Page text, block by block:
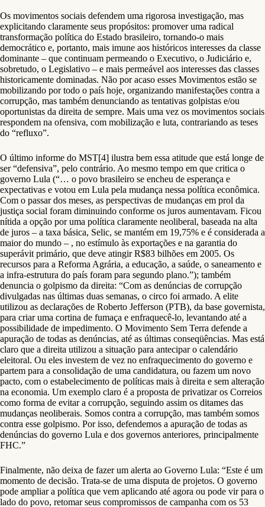
Os movimentos sociais defendem uma rigorosa investigação, mas
explicitando claramente seus propósitos: promover uma radical
transformação política do Estado brasileiro, tornando-o mais
democrático e, portanto, mais imune aos históricos interesses da classe
dominante – que continuam permeando o Executivo, o Judiciário e,
sobretudo, o Legislativo – e mais permeável aos interesses das classes
historicamente dominadas. Não por acaso esses Movimentos estão se
mobilizando por todo o país hoje, organizando manifestações contra a
corrupção, mas também denunciando as tentativas golpistas e/ou
oportunistas da direita de sempre. Mais uma vez os movimentos sociais
respondem na ofensiva, com mobilização e luta, contrariando as teses
do “refluxo”.
O último informe do MST[4] ilustra bem essa atitude que está longe de
ser “defensiva”, pelo contrário. Ao mesmo tempo em que critica o
governo Lula (“… o povo brasileiro se encheu de esperança e
expectativas e votou em Lula pela mudança nessa política econômica.
Com o passar dos meses, as perspectivas de mudanças em prol da
justiça social foram diminuindo conforme os juros aumentavam. Ficou
nítida a opção por uma política claramente neoliberal, baseada na alta
de juros – a taxa básica, Selic, se mantém em 19,75% e é considerada a
maior do mundo – , no estímulo às exportações e na garantia do
superávit primário, que deve atingir R$83 bilhões em 2005. Os
recursos para a Reforma Agrária, a educação, a saúde, o saneamento e
a infra-estrutura do país foram para segundo plano.”); também
denuncia o golpismo da direita: “Com as denúncias de corrupção
divulgadas nas últimas duas semanas, o circo foi armado. A elite
utilizou as declarações de Roberto Jefferson (PTB), da base governista,
para criar uma cortina de fumaça e enfraquecê-lo, levantando até a
possibilidade de impedimento. O Movimento Sem Terra defende a
apuração de todas as denúncias, até as últimas conseqüências. Mas está
claro que a direita utilizou a situação para antecipar o calendário
eleitoral. Ou eles investem de vez no enfraquecimento do governo e
partem para a consolidação de uma candidatura, ou fazem um novo
pacto, com o estabelecimento de políticas mais à direita e sem alteração
na economia. Um exemplo claro é a proposta de privatizar os Correios
como forma de evitar a corrupção, seguindo assim os ditames das
mudanças neoliberais. Somos contra a corrupção, mas também somos
contra esse golpismo. Por isso, defendemos a apuração de todas as
denúncias do governo Lula e dos governos anteriores, principalmente
FHC.”
Finalmente, não deixa de fazer um alerta ao Governo Lula: “Este é um
momento de decisão. Trata-se de uma disputa de projetos. O governo
pode ampliar a política que vem aplicando até agora ou pode vir para o
lado do povo, retomar seus compromissos de campanha com os 53